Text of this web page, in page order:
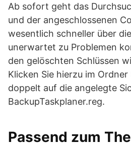
Ab sofort geht das
und der angeschlossenen
wesentlich schneller über
unerwartet zu Problemen
den gelöschten Schlüssen
Klicken Sie hierzu im Ordner
doppelt auf die angelegte
BackupTaskplaner.reg.
Passend zum